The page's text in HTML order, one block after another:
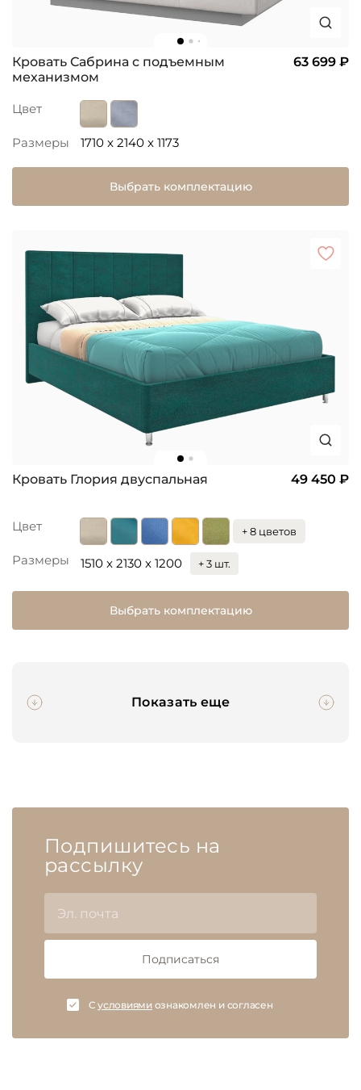
Кровать Сабрина с подъемным
механизмом
63 699 ₽
Цвет
Размеры 1710 x 2140 x 1173
Выбрать комплектацию
Кровать Глория двуспальная 49 450 ₽
Цвет + 8 цветов
Размеры 1510 x 2130 x 1200 + 3 шт.
Выбрать комплектацию
Показать еще
Подпишитесь на
рассылку
Подписаться
Cусловиямиознакомлен и согласен